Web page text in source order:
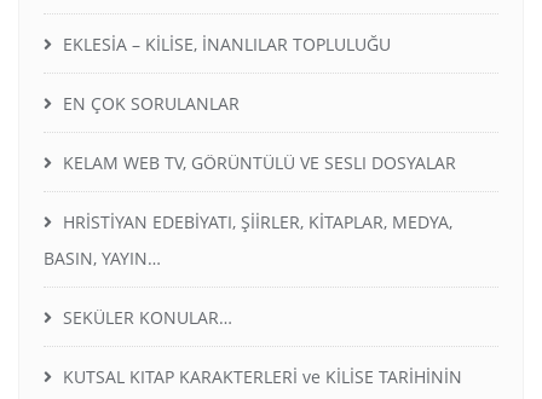
EKLESİA – KİLİSE, İNANLILAR TOPLULUĞU
EN ÇOK SORULANLAR
KELAM WEB TV, GÖRÜNTÜLÜ VE SESLI DOSYALAR
HRİSTİYAN EDEBİYATI, ŞİİRLER, KİTAPLAR, MEDYA,
BASIN, YAYIN…
SEKÜLER KONULAR…
KUTSAL KITAP KARAKTERLERİ ve KİLİSE TARİHİNİN